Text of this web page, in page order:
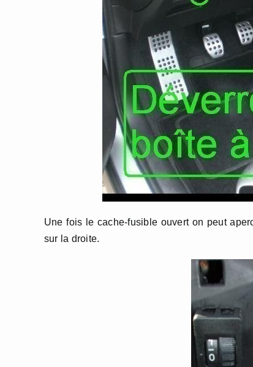
Une fois le cache-fusible ouvert on peut
sur la droite.